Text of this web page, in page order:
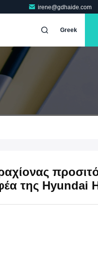
irene@gdhaide.com
Greek
της Hyundai